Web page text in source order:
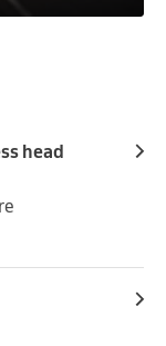
head